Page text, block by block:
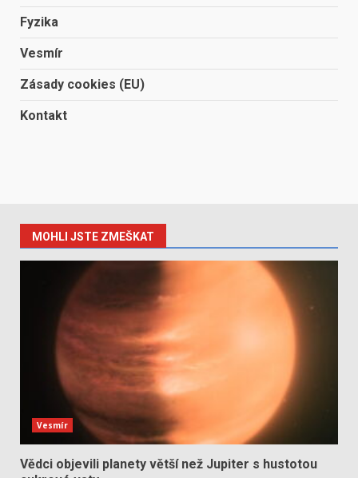
Fyzika
Vesmír
Zásady cookies (EU)
Kontakt
MOHLI JSTE ZMEŠKAT
Vesmír
Vědci objevili planety větší než Jupiter s hustotou